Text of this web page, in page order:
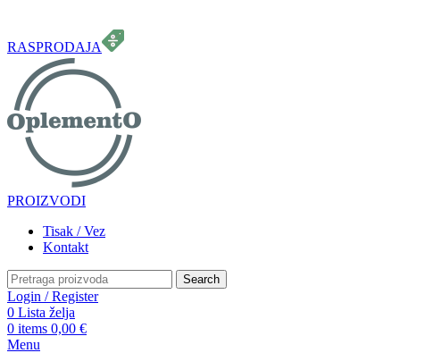
RASPRODAJA
PROIZVODI
Tisak / Vez
Kontakt
Search
Login / Register
0 Lista želja
0 items 0,00 €
Menu